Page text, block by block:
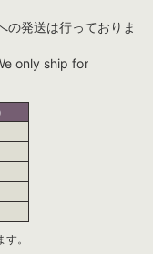
の発送は行っておりま
only ship for
。